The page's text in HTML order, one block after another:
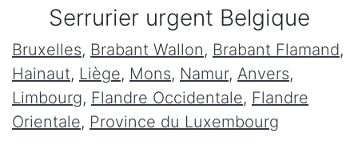
Serrurier urgent Belgique
Bruxelles, Brabant Wallon, Brabant Flamand,
Hainaut, Liège, Mons, Namur, Anvers,
Limbourg, Flandre Occidentale, Flandre
Orientale, Province du Luxembourg